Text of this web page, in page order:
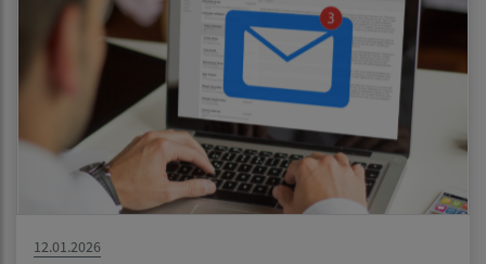
12.01.2026